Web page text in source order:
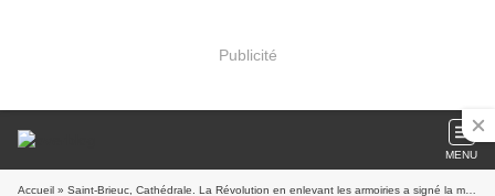
Publicité
MENU
Accueil » Saint-Brieuc, Cathédrale. La Révolution en enlevant les armoiries a signé la mort des vitraux anciens.